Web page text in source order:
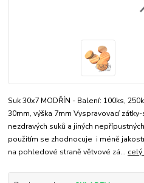
Suk 30x7 MODŘÍN - Balení: 100ks,
30mm, výška 7mm Vyspravovací
nezdravých suků a jiných
použitím se zhodnocuje i méně
na pohledové straně větvové zá...